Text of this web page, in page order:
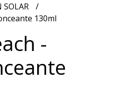
SOLAR
130ml
-